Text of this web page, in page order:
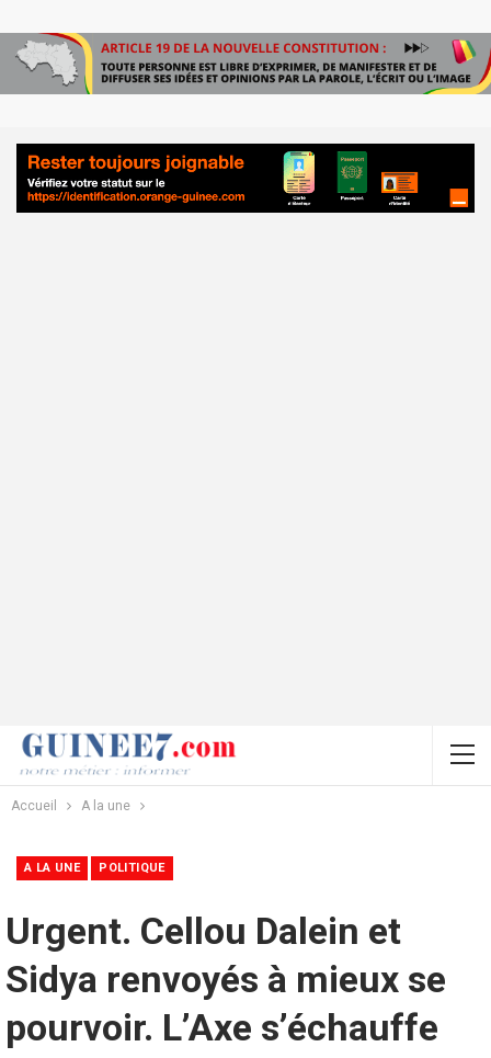
Accueil A la une
A LA UNE POLITIQUE
Urgent. Cellou Dalein et
Sidya renvoyés à mieux se
pourvoir. L’Axe s’échauffe